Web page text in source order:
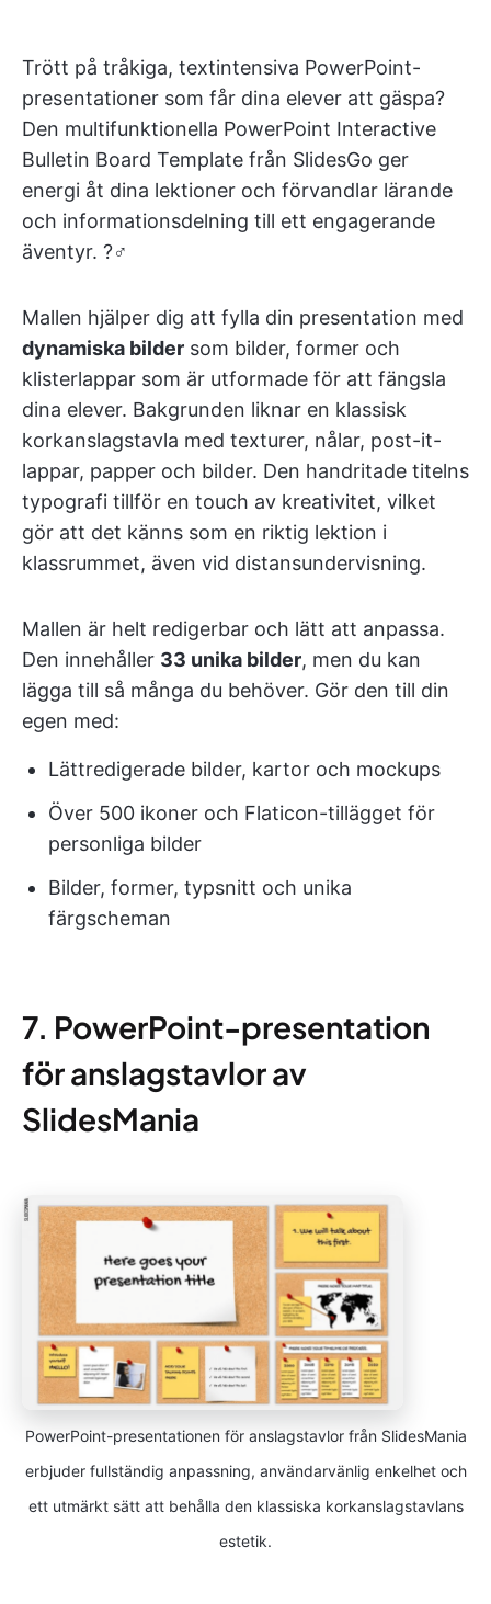
Trött på tråkiga, textintensiva PowerPoint-
presentationer som får dina elever att gäspa?
Den multifunktionella PowerPoint Interactive
Bulletin Board Template från SlidesGo ger
energi åt dina lektioner och förvandlar lärande
och informationsdelning till ett engagerande
äventyr. ?‍♂️
Mallen hjälper dig att fylla din presentation med
dynamiska bilder som bilder, former och
klisterlappar som är utformade för att fängsla
dina elever. Bakgrunden liknar en klassisk
korkanslagstavla med texturer, nålar, post-it-
lappar, papper och bilder. Den handritade titelns
typografi tillför en touch av kreativitet, vilket
gör att det känns som en riktig lektion i
klassrummet, även vid distansundervisning.
Mallen är helt redigerbar och lätt att anpassa.
Den innehåller 33 unika bilder, men du kan
lägga till så många du behöver. Gör den till din
egen med:
Lättredigerade bilder, kartor och mockups
Över 500 ikoner och Flaticon-tillägget för
personliga bilder
Bilder, former, typsnitt och unika
färgscheman
7. PowerPoint-presentation
för anslagstavlor av
SlidesMania
PowerPoint-presentationen för anslagstavlor från SlidesMania
erbjuder fullständig anpassning, användarvänlig enkelhet och
ett utmärkt sätt att behålla den klassiska korkanslagstavlans
estetik.